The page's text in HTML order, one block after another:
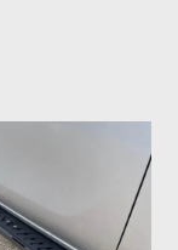
DETALLES